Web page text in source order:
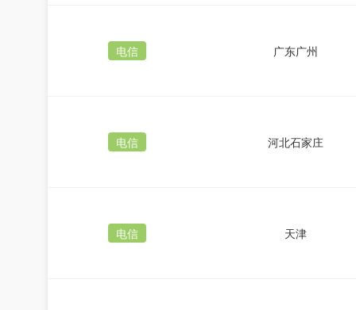
电信 广东广州
电信 河北石家庄
电信 天津